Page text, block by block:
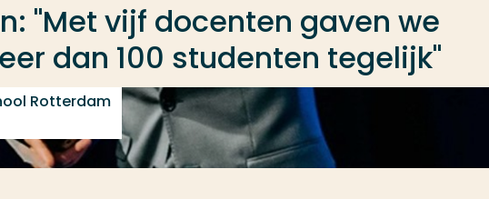
"Met vijf docenten gaven we
dan 100 studenten tegelijk"
Rotterdam